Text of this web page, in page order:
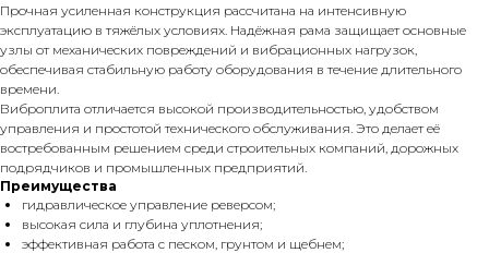
Прочная усиленная конструкция рассчитана на интенсивную
эксплуатацию в тяжёлых условиях. Надёжная рама защищает основные
узлы от механических повреждений и вибрационных нагрузок,
обеспечивая стабильную работу оборудования в течение длительного
времени.
Виброплита отличается высокой производительностью, удобством
управления и простотой технического обслуживания. Это делает её
востребованным решением среди строительных компаний, дорожных
подрядчиков и промышленных предприятий.
Преимущества
гидравлическое управление реверсом;
высокая сила и глубина уплотнения;
эффективная работа с песком, грунтом и щебнем;